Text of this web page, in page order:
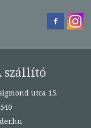
szállító
utca 15.